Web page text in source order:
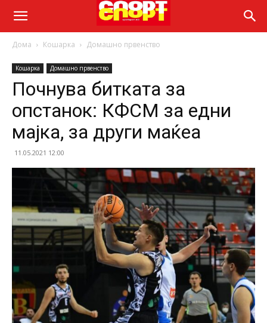
Дома Кошарка Домашно првенство
Кошарка Домашно првенство
Почнува битката за
опстанок: КФСМ за едни
мајка, за други маќеа
11.05.2021 12:00